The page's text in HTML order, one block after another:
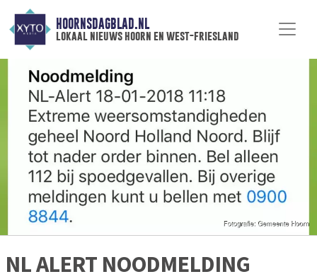
HOORNSDAGBLAD.NL
lokaal nieuws hoorn en west-friesland
NL ALERT NOODMELDING